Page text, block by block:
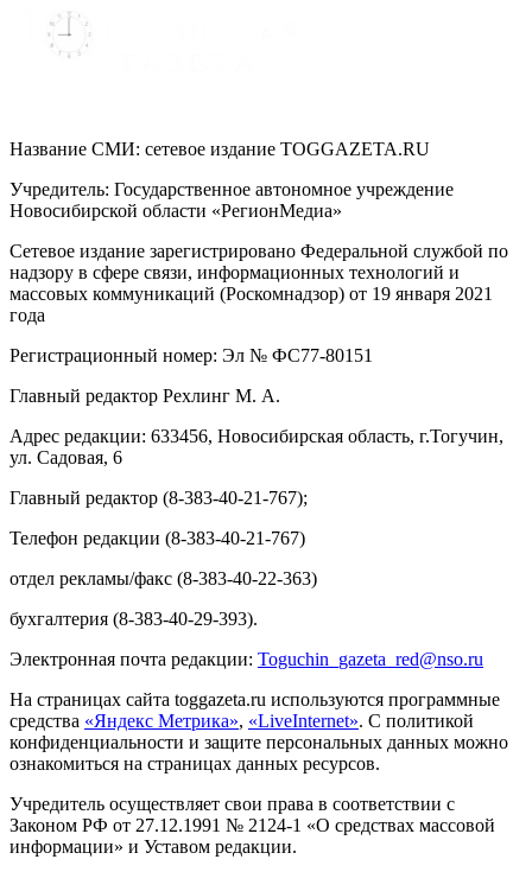
Название СМИ: cетевое издание TOGGAZETA.RU
Учредитель: Государственное автономное учреждение
Новосибирской области «РегионМедиа»
Сетевое издание зарегистрировано Федеральной службой по
надзору в сфере связи, информационных технологий и
массовых коммуникаций (Роскомнадзор) от 19 января 2021
года
Регистрационный номер: Эл № ФС77-80151
Главный редактор Рехлинг М. А.
Адрес редакции: 633456, Новосибирская область, г.Тогучин,
ул. Садовая, 6
Главный редактор (8-383-40-21-767);
Телефон редакции (8-383-40-21-767)
отдел рекламы/факс (8-383-40-22-363)
бухгалтерия (8-383-40-29-393).
Электронная почта редакции: Toguchin gazeta red@nso.ru
На страницах сайта toggazeta.ru используются программные
средства «Яндекс Метрика», «LiveInternet». С политикой
конфиденциальности и защите персональных данных можно
ознакомиться на страницах данных ресурсов.
Учредитель осуществляет свои права в соответствии с
Законом РФ от 27.12.1991 № 2124-1 «О средствах массовой
информации» и Уставом редакции.